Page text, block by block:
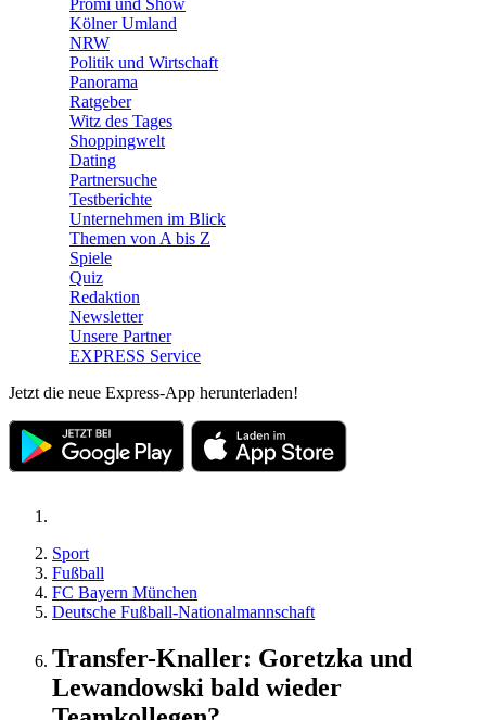
Kölner Umland
NRW
Politik und Wirtschaft
Panorama
Ratgeber
Witz des Tages
Shoppingwelt
Dating
Partnersuche
Testberichte
Unternehmen im Blick
Themen von A bis Z
Spiele
Quiz
Redaktion
Newsletter
Unsere Partner
EXPRESS Service
Jetzt die neue Express-App herunterladen!
Sport
Fußball
FC Bayern München
Deutsche Fußball-Nationalmannschaft
Transfer-Knaller: Goretzka und
Lewandowski bald wieder